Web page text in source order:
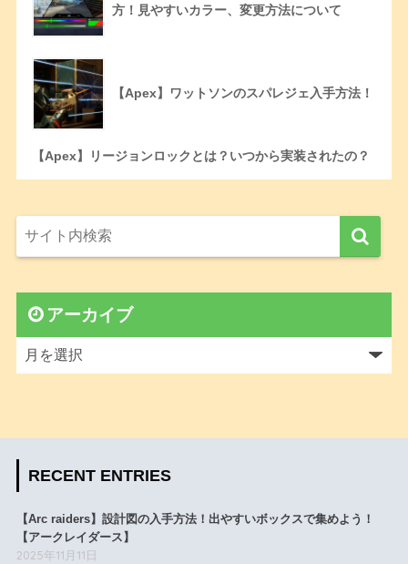
方！見やすいカラー、変更方法について
【Apex】ワットソンのスパレジェ入手方法！
【Apex】リージョンロックとは？いつから実装されたの？
アーカイブ
RECENT ENTRIES
【Arc raiders】設計図の入手方法！出やすいボックスで集めよう！
【アークレイダース】
2025年11月11日